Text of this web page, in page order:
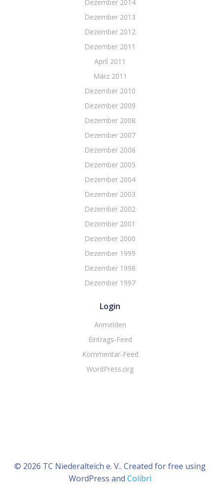
Dezember 2014
Dezember 2013
Dezember 2012
Dezember 2011
April 2011
März 2011
Dezember 2010
Dezember 2009
Dezember 2008
Dezember 2007
Dezember 2006
Dezember 2005
Dezember 2004
Dezember 2003
Dezember 2002
Dezember 2001
Dezember 2000
Dezember 1999
Dezember 1998
Dezember 1997
Login
Anmelden
Eintrags-Feed
Kommentar-Feed
WordPress.org
© 2026 TC Niederalteich e. V.. Created for free using
WordPress and Colibri